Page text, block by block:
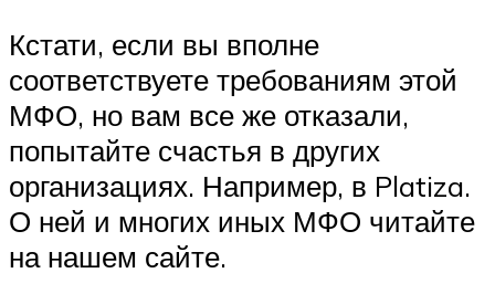
Кстати, если вы вполне
соответствуете требованиям этой
МФО, но вам все же отказали,
попытайте счастья в других
организациях. Например, в Platiza.
О ней и многих иных МФО читайте
на нашем сайте.